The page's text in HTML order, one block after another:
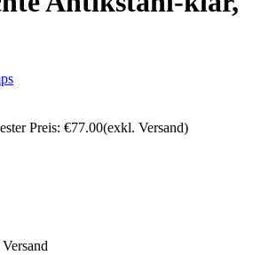
Preis: €77.00(exkl. Versand)
Versand